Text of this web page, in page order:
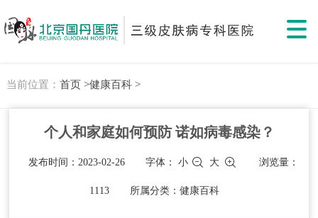
当前位置： 首页 >健康百科 >
个人和家庭如何预防 诺如病毒感染？
发布时间：2023-02-26 字体：小 大 浏览量：
1113 所属分类：健康百科